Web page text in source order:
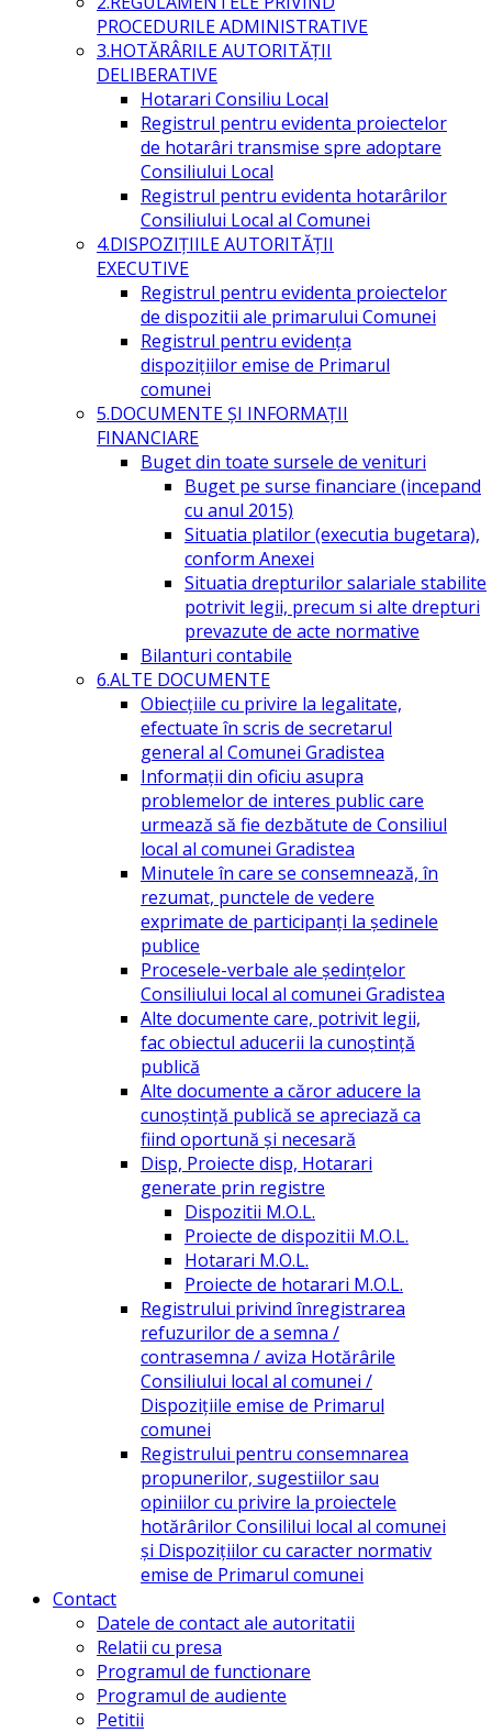
PROCEDURILE ADMINISTRATIVE
3.HOTĂRÂRILE AUTORITĂŢII
DELIBERATIVE
Hotarari Consiliu Local
Registrul pentru evidenta proiectelor
de hotarâri transmise spre adoptare
Consiliului Local
Registrul pentru evidenta hotarârilor
Consiliului Local al Comunei
4.DISPOZIŢIILE AUTORITĂŢII
EXECUTIVE
Registrul pentru evidenta proiectelor
de dispozitii ale primarului Comunei
Registrul pentru evidența
dispozițiilor emise de Primarul
comunei
5.DOCUMENTE ŞI INFORMAŢII
FINANCIARE
Buget din toate sursele de venituri
Buget pe surse financiare (incepand
cu anul 2015)
Situatia platilor (executia bugetara),
conform Anexei
Situatia drepturilor salariale stabilite
potrivit legii, precum si alte drepturi
prevazute de acte normative
Bilanturi contabile
6.ALTE DOCUMENTE
Obiecțiile cu privire la legalitate,
efectuate în scris de secretarul
general al Comunei Gradistea
Informații din oficiu asupra
problemelor de interes public care
urmează să fie dezbătute de Consiliul
local al comunei Gradistea
Minutele în care se consemnează, în
rezumat, punctele de vedere
exprimate de participanți la ședinele
publice
Procesele-verbale ale ședințelor
Consiliului local al comunei Gradistea
Alte documente care, potrivit legii,
fac obiectul aducerii la cunoștință
publică
Alte documente a căror aducere la
cunoștință publică se apreciază ca
fiind oportună și necesară
Disp, Proiecte disp, Hotarari
generate prin registre
Dispozitii M.O.L.
Proiecte de dispozitii M.O.L.
Hotarari M.O.L.
Proiecte de hotarari M.O.L.
Registrului privind înregistrarea
refuzurilor de a semna /
contrasemna / aviza Hotărârile
Consiliului local al comunei /
Dispozițiile emise de Primarul
comunei
Registrului pentru consemnarea
propunerilor, sugestiilor sau
opiniilor cu privire la proiectele
hotărârilor Consililui local al comunei
și Dispozițiilor cu caracter normativ
emise de Primarul comunei
Contact
Datele de contact ale autoritatii
Relatii cu presa
Programul de functionare
Programul de audiente
Petitii